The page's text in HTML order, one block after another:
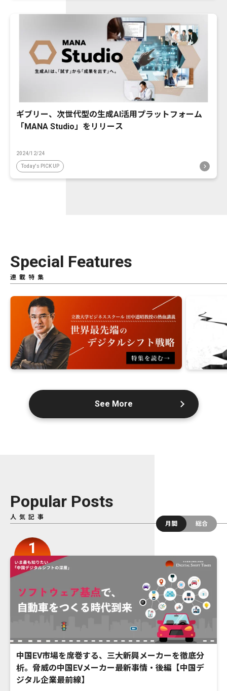
ギブリー、次世代型の生成AI活用プラットフォーム
「MANA Studio」をリリース
2024/12/24
Today's PICK UP
Special Features
連載特集
See More
Popular Posts
人気記事
月間
総合
中国EV市場を席巻する、三大新興メーカーを徹底分
析。脅威の中国EVメーカー最新事情・後編【中国デ
ジタル企業最前線】